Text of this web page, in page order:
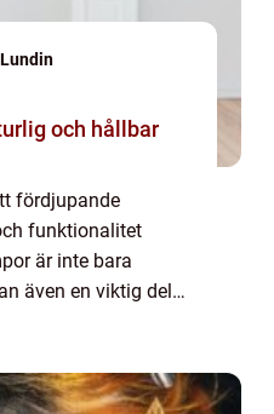
och hållbar
fördjupande
funktionalitet
är inte bara
även en viktig del